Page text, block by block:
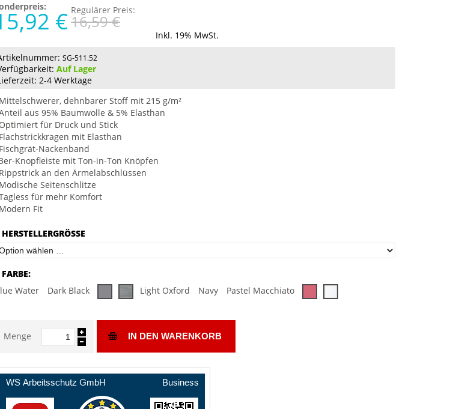
€ Regulärer Preis:
16,59 €
Inkl. 19% MwSt.
SG-511.52
Auf Lager
2-4 Werktage
Mittelschwerer, dehnbarer Stoff mit 215 g/m²
aus 95% Baumwolle & 5% Elasthan
Optimiert für Druck und Stick
Flachstrickkragen mit Elasthan
Fischgrät-Nackenband
Knopfleiste mit Ton-in-Ton Knöpfen
Rippstrick an den Ärmelabschlüssen
Modische Seitenschlitze
für mehr Komfort
Modern Fit
HERSTELLERGRÖSSE
FARBE:
Water
Dark Black Light Oxford Navy Pastel Macchiato
Menge IN DEN WARENKORB